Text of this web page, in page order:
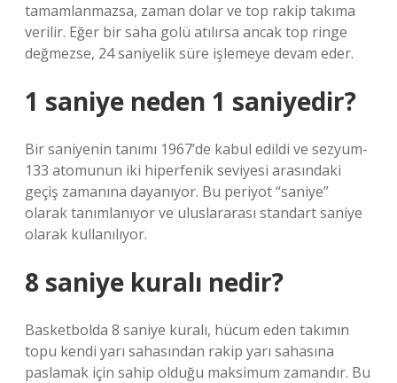
tamamlanmazsa, zaman dolar ve top rakip takıma
verilir. Eğer bir saha golü atılırsa ancak top ringe
değmezse, 24 saniyelik süre işlemeye devam eder.
1 saniye neden 1 saniyedir?
Bir saniyenin tanımı 1967’de kabul edildi ve sezyum-
133 atomunun iki hiperfenik seviyesi arasındaki
geçiş zamanına dayanıyor. Bu periyot “saniye”
olarak tanımlanıyor ve uluslararası standart saniye
olarak kullanılıyor.
8 saniye kuralı nedir?
Basketbolda 8 saniye kuralı, hücum eden takımın
topu kendi yarı sahasından rakip yarı sahasına
paslamak için sahip olduğu maksimum zamandır. Bu